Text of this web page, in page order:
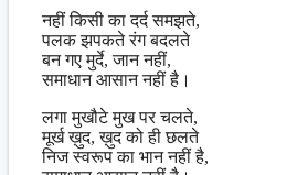
नहीं किसी का दर्द समझते,
पलक झपकते रंग बदलते
बन गए मुर्दे, जान नहीं,
समाधान आसान नहीं है।
लगा मुखौटे मुख पर चलते,
मूर्ख ख़ुद, ख़ुद को ही छलते
निज स्वरूप का भान नहीं है,